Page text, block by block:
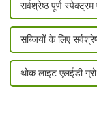
सर्वश्रेष्ठ पूर्ण
सब्जियों के लिए
थोक लाइट एलईडी ग्रो